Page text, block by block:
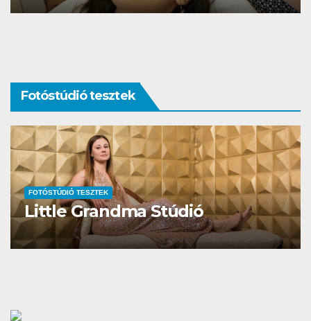
Fotóstúdió tesztek
FOTÓSTÚDIÓ TESZTEK
Studio Different